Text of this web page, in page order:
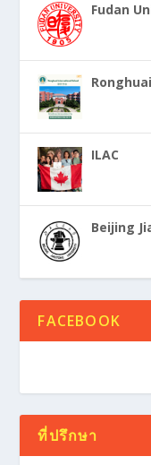
Fudan
ILAC
Beijing
FACEBOOK
ที่ปรึกษา